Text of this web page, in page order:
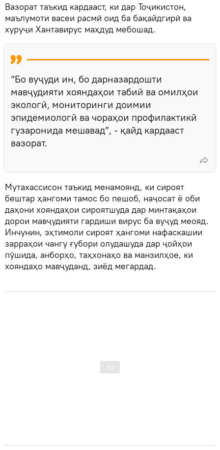
Вазорат таъкид кардааст, ки дар Тоҷикистон,
маълумоти васеи расмӣ оид ба бақайдгирӣ ва
хуруҷи Хантавирус маҳдуд мебошад.
“Бо вуҷуди ин, бо дарназардошти
мавҷудияти хояндаҳои табиӣ ва омилҳои
экологӣ, мониторинги доимии
эпидемиологӣ ва чораҳои профилактикӣ
гузаронида мешавад”, - қайд кардааст
вазорат.
Мутахассисон таъкид менамоянд, ки сироят
бештар ҳангоми тамос бо пешоб, наҷосат ё оби
даҳони хояндаҳои сироятшуда дар минтақаҳои
дорои мавҷудияти гардиши вирус ба вуҷуд меояд.
Инчунин, эҳтимоли сироят ҳангоми нафаскашии
зарраҳои чангу ғубори олудашуда дар ҷойҳои
пӯшида, анборҳо, таҳхонаҳо ва манзилҳое, ки
хояндаҳо мавҷуданд, зиёд мегардад.